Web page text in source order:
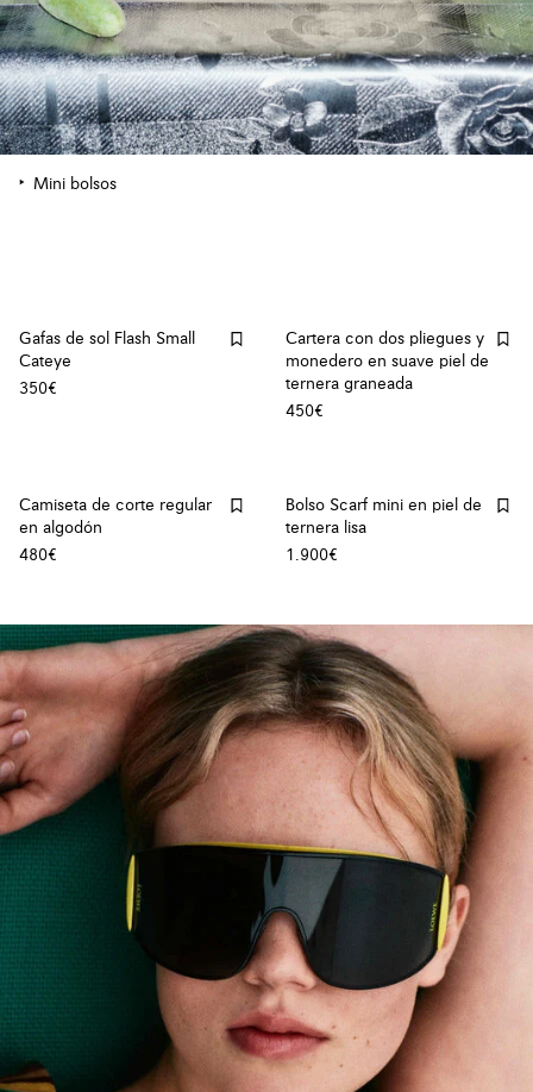
Mini bolsos
Gafas de sol Flash Small
Cateye
350€
Cartera con dos pliegues y
monedero en suave piel de
ternera graneada
450€
Camiseta de corte regular
en algodón
480€
Bolso Scarf mini en piel de
ternera lisa
1.900€